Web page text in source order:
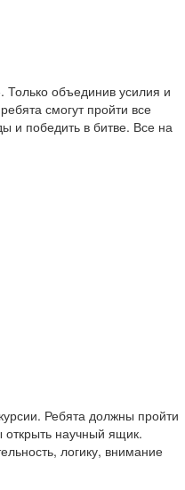
объединив усилия и
смогут пройти все
и победить в битве. Все на
Ребята должны пройти
открыть научный ящик.
логику, внимание